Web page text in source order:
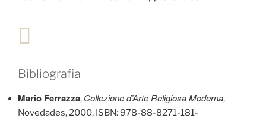
Bibliografia
Mario Ferrazza, Collezione d’Arte Religiosa Moderna,
Novedades, 2000, ISBN: 978-88-8271-181-